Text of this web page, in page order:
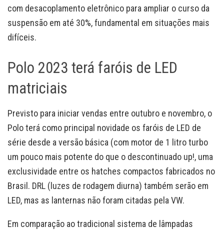
com desacoplamento eletrônico para ampliar o curso da
suspensão em até 30%, fundamental em situações mais
difíceis.
Polo 2023 terá faróis de LED
matriciais
Previsto para iniciar vendas entre outubro e novembro, o
Polo terá como principal novidade os faróis de LED de
série desde a versão básica (com motor de 1 litro turbo
um pouco mais potente do que o descontinuado up!, uma
exclusividade entre os hatches compactos fabricados no
Brasil. DRL (luzes de rodagem diurna) também serão em
LED, mas as lanternas não foram citadas pela VW.
Em comparação ao tradicional sistema de lâmpadas